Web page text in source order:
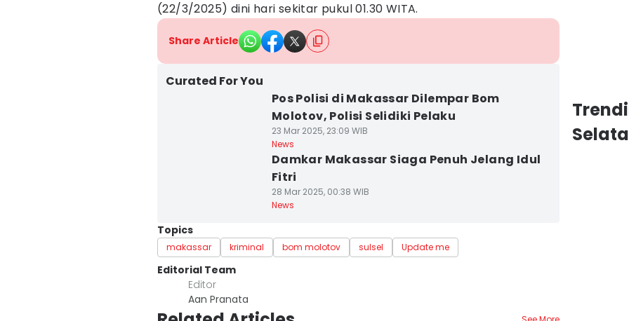
(22/3/2025) dini hari sekitar pukul 01.30 WITA.
Share Article
Curated For You
Pos Polisi di Makassar Dilempar Bom
Molotov, Polisi Selidiki Pelaku
23 Mar 2025, 23:09 WIB
News
Damkar Makassar Siaga Penuh Jelang Idul
Fitri
28 Mar 2025, 00:38 WIB
News
Topics
makassar kriminal bom molotov sulsel Update me
Editorial Team
Editor
Aan Pranata